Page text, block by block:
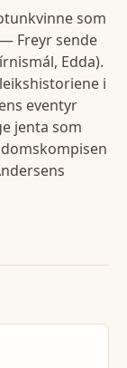
som
Freyr sende
Edda).
i
eventyr
jenta som